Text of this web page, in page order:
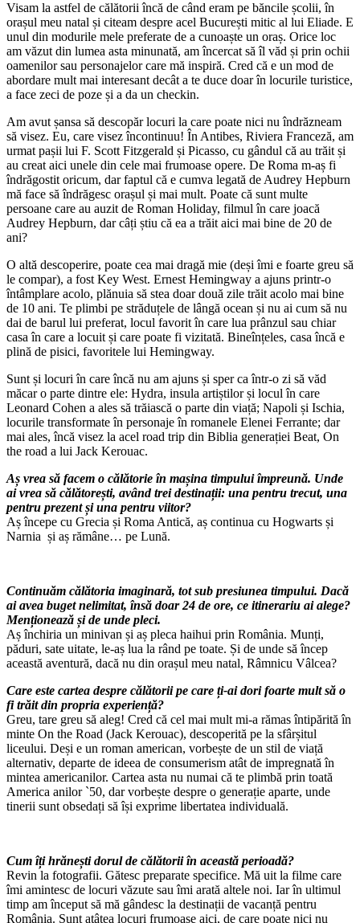
Visam la astfel de călătorii încă de când eram pe băncile școlii, în
orașul meu natal și citeam despre acel București mitic al lui Eliade. E
unul din modurile mele preferate de a cunoaște un oraș. Orice loc
am văzut din lumea asta minunată, am încercat să îl văd și prin ochii
oamenilor sau personajelor care mă inspiră. Cred că e un mod de
abordare mult mai interesant decât a te duce doar în locurile turistice,
a face zeci de poze și a da un checkin.
Am avut șansa să descopăr locuri la care poate nici nu îndrăzneam
să visez. Eu, care visez încontinuu! În Antibes, Riviera Franceză, am
urmat pașii lui F. Scott Fitzgerald și Picasso, cu gândul că au trăit și
au creat aici unele din cele mai frumoase opere. De Roma m-aș fi
îndrăgostit oricum, dar faptul că e cumva legată de Audrey Hepburn
mă face să îndrăgesc orașul și mai mult. Poate că sunt multe
persoane care au auzit de Roman Holiday, filmul în care joacă
Audrey Hepburn, dar câți știu că ea a trăit aici mai bine de 20 de
ani?
O altă descoperire, poate cea mai dragă mie (deși îmi e foarte greu să
le compar), a fost Key West. Ernest Hemingway a ajuns printr-o
întâmplare acolo, plănuia să stea doar două zile trăit acolo mai bine
de 10 ani. Te plimbi pe străduțele de lângă ocean și nu ai cum să nu
dai de barul lui preferat, locul favorit în care lua prânzul sau chiar
casa în care a locuit și care poate fi vizitată. Bineînțeles, casa încă e
plină de pisici, favoritele lui Hemingway.
Sunt și locuri în care încă nu am ajuns și sper ca într-o zi să văd
măcar o parte dintre ele: Hydra, insula artiștilor și locul în care
Leonard Cohen a ales să trăiască o parte din viață; Napoli și Ischia,
locurile transformate în personaje în romanele Elenei Ferrante; dar
mai ales, încă visez la acel road trip din Biblia generației Beat, On
the road a lui Jack Kerouac.
Aș vrea să facem o călătorie în mașina timpului împreună. Unde
ai vrea să călătorești, având trei destinații: una pentru trecut, una
pentru prezent și una pentru viitor?
Aș începe cu Grecia și Roma Antică, aș continua cu Hogwarts și
Narnia și aș rămâne… pe Lună.
Continuăm călătoria imaginară, tot sub presiunea timpului. Dacă
ai avea buget nelimitat, însă doar 24 de ore, ce itinerariu ai alege?
Menționează și de unde pleci.
Aș închiria un minivan și aș pleca haihui prin România. Munți,
păduri, sate uitate, le-aș lua la rând pe toate. Și de unde să încep
această aventură, dacă nu din orașul meu natal, Râmnicu Vâlcea?
Care este cartea despre călătorii pe care ți-ai dori foarte mult să o
fi trăit din propria experiență?
Greu, tare greu să aleg! Cred că cel mai mult mi-a rămas întipărită în
minte On the Road (Jack Kerouac), descoperită pe la sfârșitul
liceului. Deși e un roman american, vorbește de un stil de viață
alternativ, departe de ideea de consumerism atât de impregnată în
mintea americanilor. Cartea asta nu numai că te plimbă prin toată
America anilor `50, dar vorbește despre o generație aparte, unde
tinerii sunt obsedați să își exprime libertatea individuală.
Cum îți hrănești dorul de călătorii în această perioadă?
Revin la fotografii. Gătesc preparate specifice. Mă uit la filme care
îmi amintesc de locuri văzute sau îmi arată altele noi. Iar în ultimul
timp am început să mă gândesc la destinații de vacanță pentru
România. Sunt atâtea locuri frumoase aici, de care poate nici nu